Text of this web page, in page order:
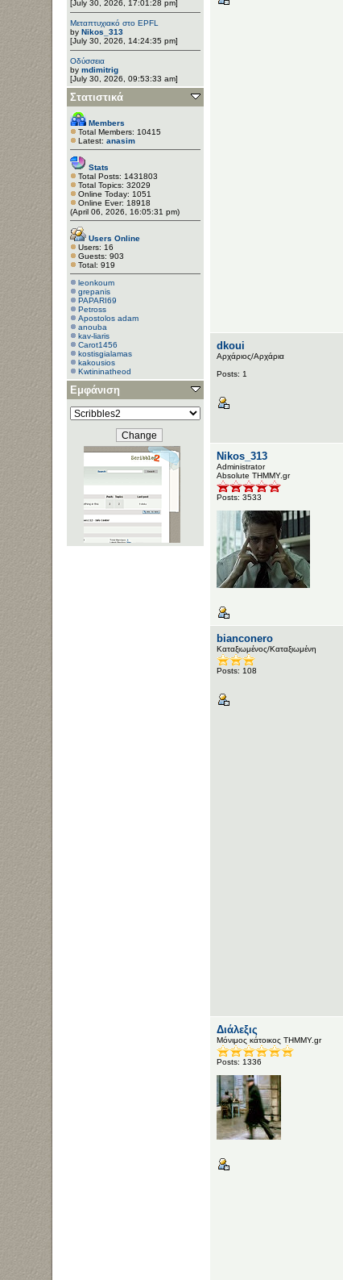
[July 30, 2026, 17:01:28 pm]
Μεταπτυχιακό στο EPFL
by Nikos_313
[July 30, 2026, 14:24:35 pm]
Οδύσσεια
by mdimitrig
[July 30, 2026, 09:53:33 am]
Στατιστικά
Members
Total Members: 10415
Latest: anasim
Stats
Total Posts: 1431803
Total Topics: 32029
Online Today: 1051
Online Ever: 18918
(April 06, 2026, 16:05:31 pm)
Users Online
Users: 16
Guests: 903
Total: 919
leonkoum
grepanis
PAPARI69
Petross
Apostolos adam
anouba
kav-liaris
Carot1456
kostisgialamas
kakousios
Kwtininatheod
Darkduet
ThanosKoutsoump
anastas1a
Spyros.kleanthous
Εμφάνιση
dkoui
Αρχάριος/Αρχάρια
Posts: 1
Nikos_313
Administrator
Αbsolute ΤΗΜΜΥ.gr
Posts: 3533
bianconero
Καταξιωμένος/Καταξιωμένη
Posts: 108
Διάλεξις
Μόνιμος κάτοικος ΤΗΜΜΥ.gr
Posts: 1336